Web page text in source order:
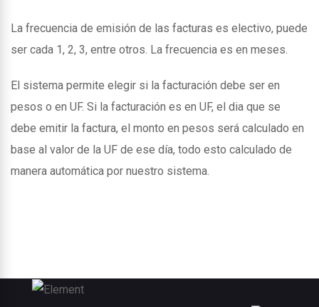
La frecuencia de emisión de las facturas es electivo, puede
ser cada 1, 2, 3, entre otros. La frecuencia es en meses.
El sistema permite elegir si la facturación debe ser en
pesos o en UF. Si la facturación es en UF, el dia que se
debe emitir la factura, el monto en pesos será calculado en
base al valor de la UF de ese día, todo esto calculado de
manera automática por nuestro sistema.